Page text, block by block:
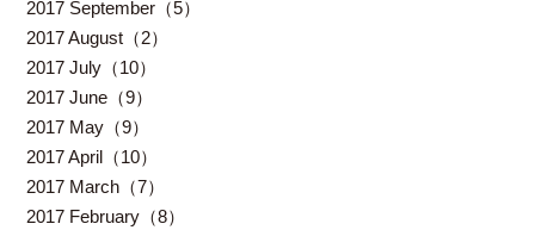
2017 September（5）
2017 August（2）
2017 July（10）
2017 June（9）
2017 May（9）
2017 April（10）
2017 March（7）
2017 February（8）